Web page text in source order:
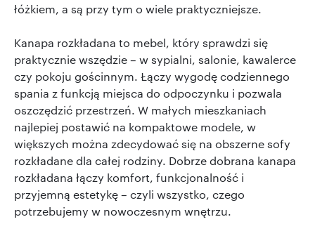
łóżkiem, a są przy tym o wiele praktyczniejsze.
Kanapa rozkładana to mebel, który sprawdzi się
praktycznie wszędzie – w sypialni, salonie, kawalerce
czy pokoju gościnnym. Łączy wygodę codziennego
spania z funkcją miejsca do odpoczynku i pozwala
oszczędzić przestrzeń. W małych mieszkaniach
najlepiej postawić na kompaktowe modele, w
większych można zdecydować się na obszerne sofy
rozkładane dla całej rodziny. Dobrze dobrana kanapa
rozkładana łączy komfort, funkcjonalność i
przyjemną estetykę – czyli wszystko, czego
potrzebujemy w nowoczesnym wnętrzu.